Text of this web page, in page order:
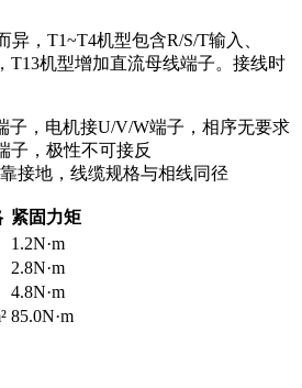
，T1~T4机型包含R/S/T输入、
T13机型增加直流母线端子。接线时
子，电机接U/V/W端子，相序无要求
子，极性不可接反
接地，线缆规格与相线同径
紧固力矩
1.2N·m
2.8N·m
4.8N·m
85.0N·m